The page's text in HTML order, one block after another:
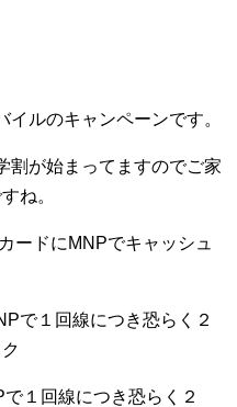
ルのキャンペーンです。
割が始まってますのでご家
ね。
ードにMNPでキャッシュ
で１回線につき恐らく２
１回線につき恐らく２